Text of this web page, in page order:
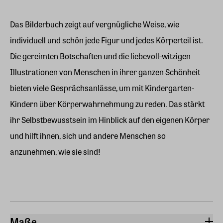
Das Bilderbuch zeigt auf vergnügliche Weise, wie
individuell und schön jede Figur und jedes Körperteil ist.
Die gereimten Botschaften und die liebevoll-witzigen
Illustrationen von Menschen in ihrer ganzen Schönheit
bieten viele Gesprächsanlässe, um mit Kindergarten-
Kindern über Körperwahrnehmung zu reden. Das stärkt
ihr Selbstbewusstsein im Hinblick auf den eigenen Körper
und hilft ihnen, sich und andere Menschen so
anzunehmen, wie sie sind!